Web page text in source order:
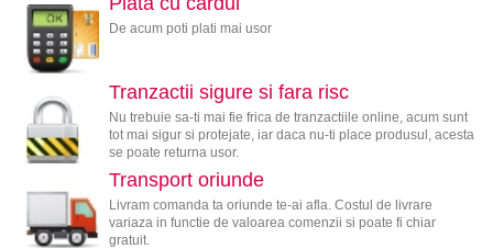
De acum poti plati mai usor
Tranzactii sigure si fara risc
Nu trebuie sa-ti mai fie frica de tranzactiile online, acum sunt
tot mai sigur si protejate, iar daca nu-ti place produsul, acesta
se poate returna usor.
Transport oriunde
Livram comanda ta oriunde te-ai afla. Costul de livrare
variaza in functie de valoarea comenzii si poate fi chiar
gratuit.